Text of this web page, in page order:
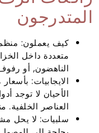
المتدرجون
كيف يعملون:
متعددة داخل
الناهضون, أو
الايجابيات:
الأحيان لا توجد
العناصر الخلفية.
سلبيات: لا يحل